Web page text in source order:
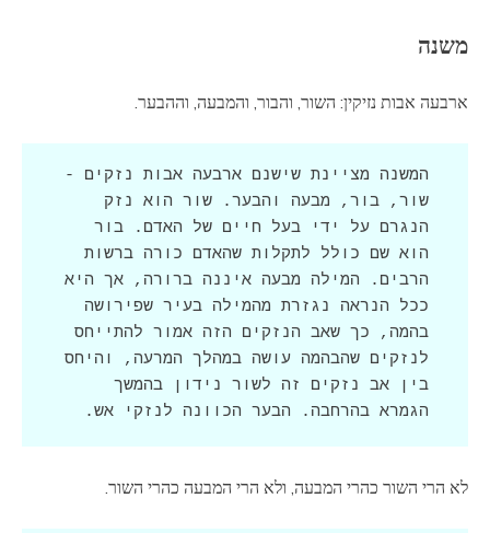
משנה
ארבעה אבות נזיקין: השור, והבור, והמבעה, וההבער.
הנגרם על ידי בעל חיים של האדם. בור
הוא שם כולל לתקלות שהאדם כורה ברשות
הרבים. המילה מבעה איננה ברורה, אך היא
בהמה, כך שאב הנזקים הזה אמור להתייחס
לנזקים שהבהמה עושה במהלך המרעה, והיחס
בין אב נזקים זה לשור נידון בהמשך
הגמרא בהרחבה. הבער הכוונה לנזקי אש.
לא הרי השור כהרי המבעה, ולא הרי המבעה כהרי השור.